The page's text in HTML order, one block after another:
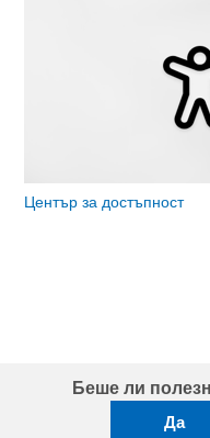
Център за достъпност
Беше ли
Да